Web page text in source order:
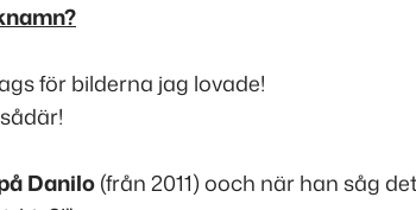
för bilderna jag lovade!
Danilo(från 2011) ooch när han såg